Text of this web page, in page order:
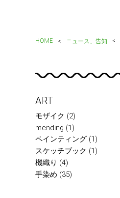
HOME ニュース、告知
ART
モザイク (2)
mending (1)
ペインティング (1)
スケッチブック (1)
機織り (4)
手染め (35)